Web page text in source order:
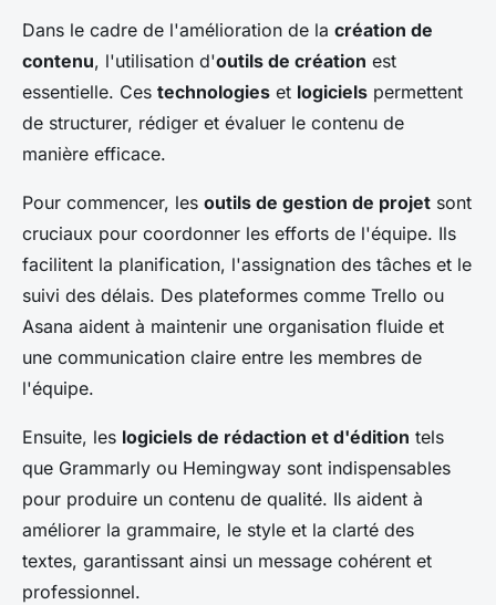
Dans le cadre de l'amélioration de la création de
contenu, l'utilisation d'outils de création est
essentielle. Ces technologies et logiciels permettent
de structurer, rédiger et évaluer le contenu de
manière efficace.
Pour commencer, les outils de gestion de projet sont
cruciaux pour coordonner les efforts de l'équipe. Ils
facilitent la planification, l'assignation des tâches et le
suivi des délais. Des plateformes comme Trello ou
Asana aident à maintenir une organisation fluide et
une communication claire entre les membres de
l'équipe.
Ensuite, les logiciels de rédaction et d'édition tels
que Grammarly ou Hemingway sont indispensables
pour produire un contenu de qualité. Ils aident à
améliorer la grammaire, le style et la clarté des
textes, garantissant ainsi un message cohérent et
professionnel.